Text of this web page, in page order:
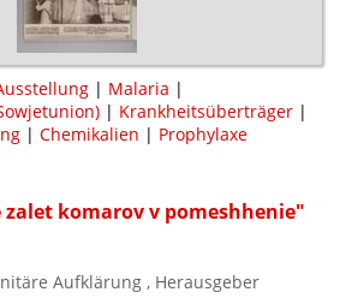
| Malaria |
| Krankheitsüberträger |
| Chemikalien | Prophylaxe
komarov v pomeshhenie"
Aufklärung , Herausgeber